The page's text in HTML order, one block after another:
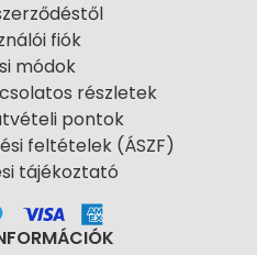
fiók
módok
részletek
pontok
feltételek (ÁSZF)
tájékoztató